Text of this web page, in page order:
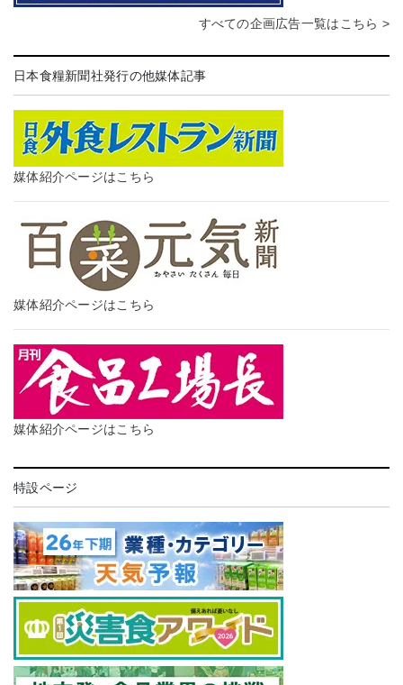
すべての企画広告一覧はこちら >
日本食糧新聞社発行の他媒体記事
媒体紹介ページはこちら
媒体紹介ページはこちら
媒体紹介ページはこちら
特設ページ